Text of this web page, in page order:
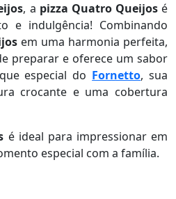
, a pizza Quatro Queijos é
e indulgência! Combinando
em uma harmonia perfeita,
preparar e oferece um sabor
especial do Fornetto, sua
crocante e uma cobertura
é ideal para impressionar em
especial com a família.